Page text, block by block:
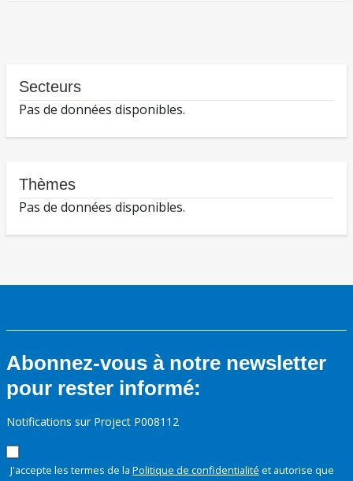
Secteurs
Pas de données disponibles.
Thèmes
Pas de données disponibles.
Abonnez-vous à notre newsletter
pour rester informé:
Notifications sur Project P008112
J'accepte les termes de la Politique de confidentialité et autorise que